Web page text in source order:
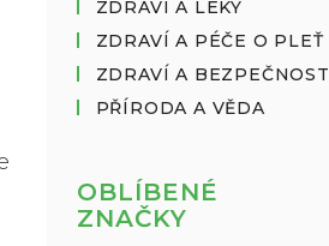
ZDRAVÍ A LÉKY
ZDRAVÍ A PÉČE O PLEŤ
ZDRAVÍ A BEZPEČNOST
PŘÍRODA A VĚDA
OBLÍBENÉ
ZNAČKY